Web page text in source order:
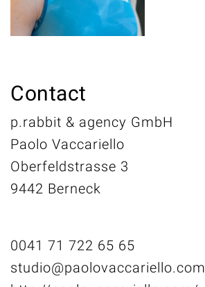
Contact
p.rabbit & agency GmbH
Paolo Vaccariello
Oberfeldstrasse 3
9442 Berneck
0041 71 722 65 65
studio@paolovaccariello.com